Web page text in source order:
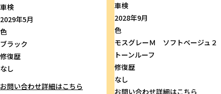
車検
2029年5月
色
ブラック
修復歴
なし
お問い合わせ詳細はこちら
車検
2028年9月
色
モスグレーＭ ソフトベージュ２
トーンルーフ
修復歴
なし
お問い合わせ詳細はこちら